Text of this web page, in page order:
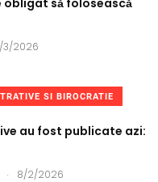
3/2026
SI BIROCRATIE
au fost publicate azi:
. 8/2/2026